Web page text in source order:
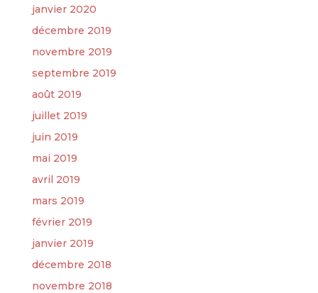
janvier 2020
décembre 2019
novembre 2019
septembre 2019
août 2019
juillet 2019
juin 2019
mai 2019
avril 2019
mars 2019
février 2019
janvier 2019
décembre 2018
novembre 2018